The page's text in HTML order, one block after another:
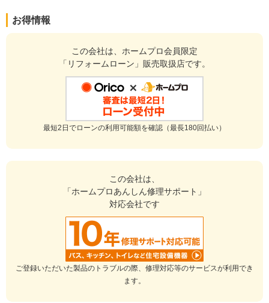
お引渡し後も、住まいのパートナーとして末永いお付き合いをよろ
しくお願いいたします。何か気になる点がございましたら、いつで
： マンション
：浴室・ユニットバス、トイレ、洗面所・脱衣所
ダイニング 、洋室
： 3,270,000円
仙台市
： 21〜25年
4
打ち合わせの時から対応が良く、親身になってリフォームの内容の
提案をしていただきました。リフォーム中に追加工事を頼みました
が、快く受け入れてくださり、感謝しております。
大工さんたちも、学校から帰ってきた子供たちに挨拶をしてくれて
いたようで、感じよかったです。
この会社に決めた理由
お得情報
この会社は、ホームプロ会員限定
「リフォームローン」販売取扱店です。
最短2日でローンの利用可能額を確認（最長180回払い）
この会社は、
「ホームプロあんしん修理サポート」
対応会社です
ご登録いただいた製品のトラブルの際、修理対応等のサービスが利用でき
ます。